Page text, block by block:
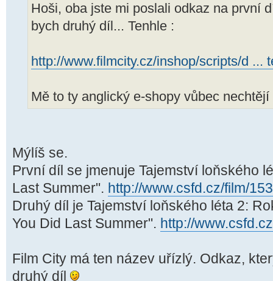
Hoši, oba jste mi poslali odkaz na první
bych druhý díl... Tenhle :
http://www.filmcity.cz/inshop/scripts/d ...
Mě to ty anglický e-shopy vůbec
Mýlíš se.
První díl se jmenuje Tajemství loňského
Last Summer". http://www.csfd.cz/film/
Druhý díl je Tajemství loňského léta 2:
You Did Last Summer". http://
Film City má ten název uřízlý. Odkaz,
druhý díl